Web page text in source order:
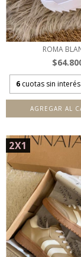
ROMA
6 cuotas sin
AGREGAR AL
2X1